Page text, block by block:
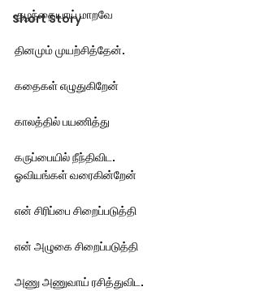
Short Story
குழந்தையாய் மாறவே
தினமும் முயற்சித்தேன்.
கதைகள் எழுதுகிறேன்
காலத்தில்‌ பயணித்து
கருப்பையில் நீந்திவிட.
ஓவியங்கள் வரைகின்றேன்
என் சிரிப்பை சிறைப்படுத்தி
என் அழுகை சிறைப்படுத்தி
அணு அணுவாய் ரசித்துவிட.